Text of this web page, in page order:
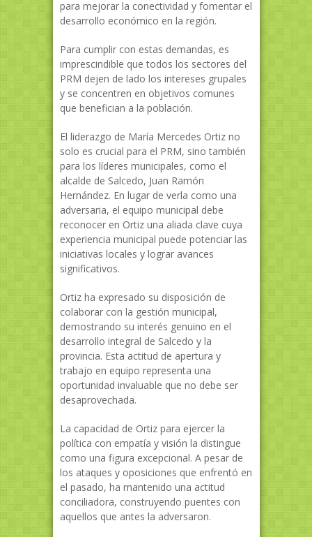
para mejorar la conectividad y fomentar el
desarrollo económico en la región.
Para cumplir con estas demandas, es
imprescindible que todos los sectores del
PRM dejen de lado los intereses grupales
y se concentren en objetivos comunes
que benefician a la población.
El liderazgo de María Mercedes Ortiz no
solo es crucial para el PRM, sino también
para los líderes municipales, como el
alcalde de Salcedo, Juan Ramón
Hernández. En lugar de verla como una
adversaria, el equipo municipal debe
reconocer en Ortiz una aliada clave cuya
experiencia municipal puede potenciar las
iniciativas locales y lograr avances
significativos.
Ortiz ha expresado su disposición de
colaborar con la gestión municipal,
demostrando su interés genuino en el
desarrollo integral de Salcedo y la
provincia. Esta actitud de apertura y
trabajo en equipo representa una
oportunidad invaluable que no debe ser
desaprovechada.
La capacidad de Ortiz para ejercer la
política con empatía y visión la distingue
como una figura excepcional. A pesar de
los ataques y oposiciones que enfrentó en
el pasado, ha mantenido una actitud
conciliadora, construyendo puentes con
aquellos que antes la adversaron.